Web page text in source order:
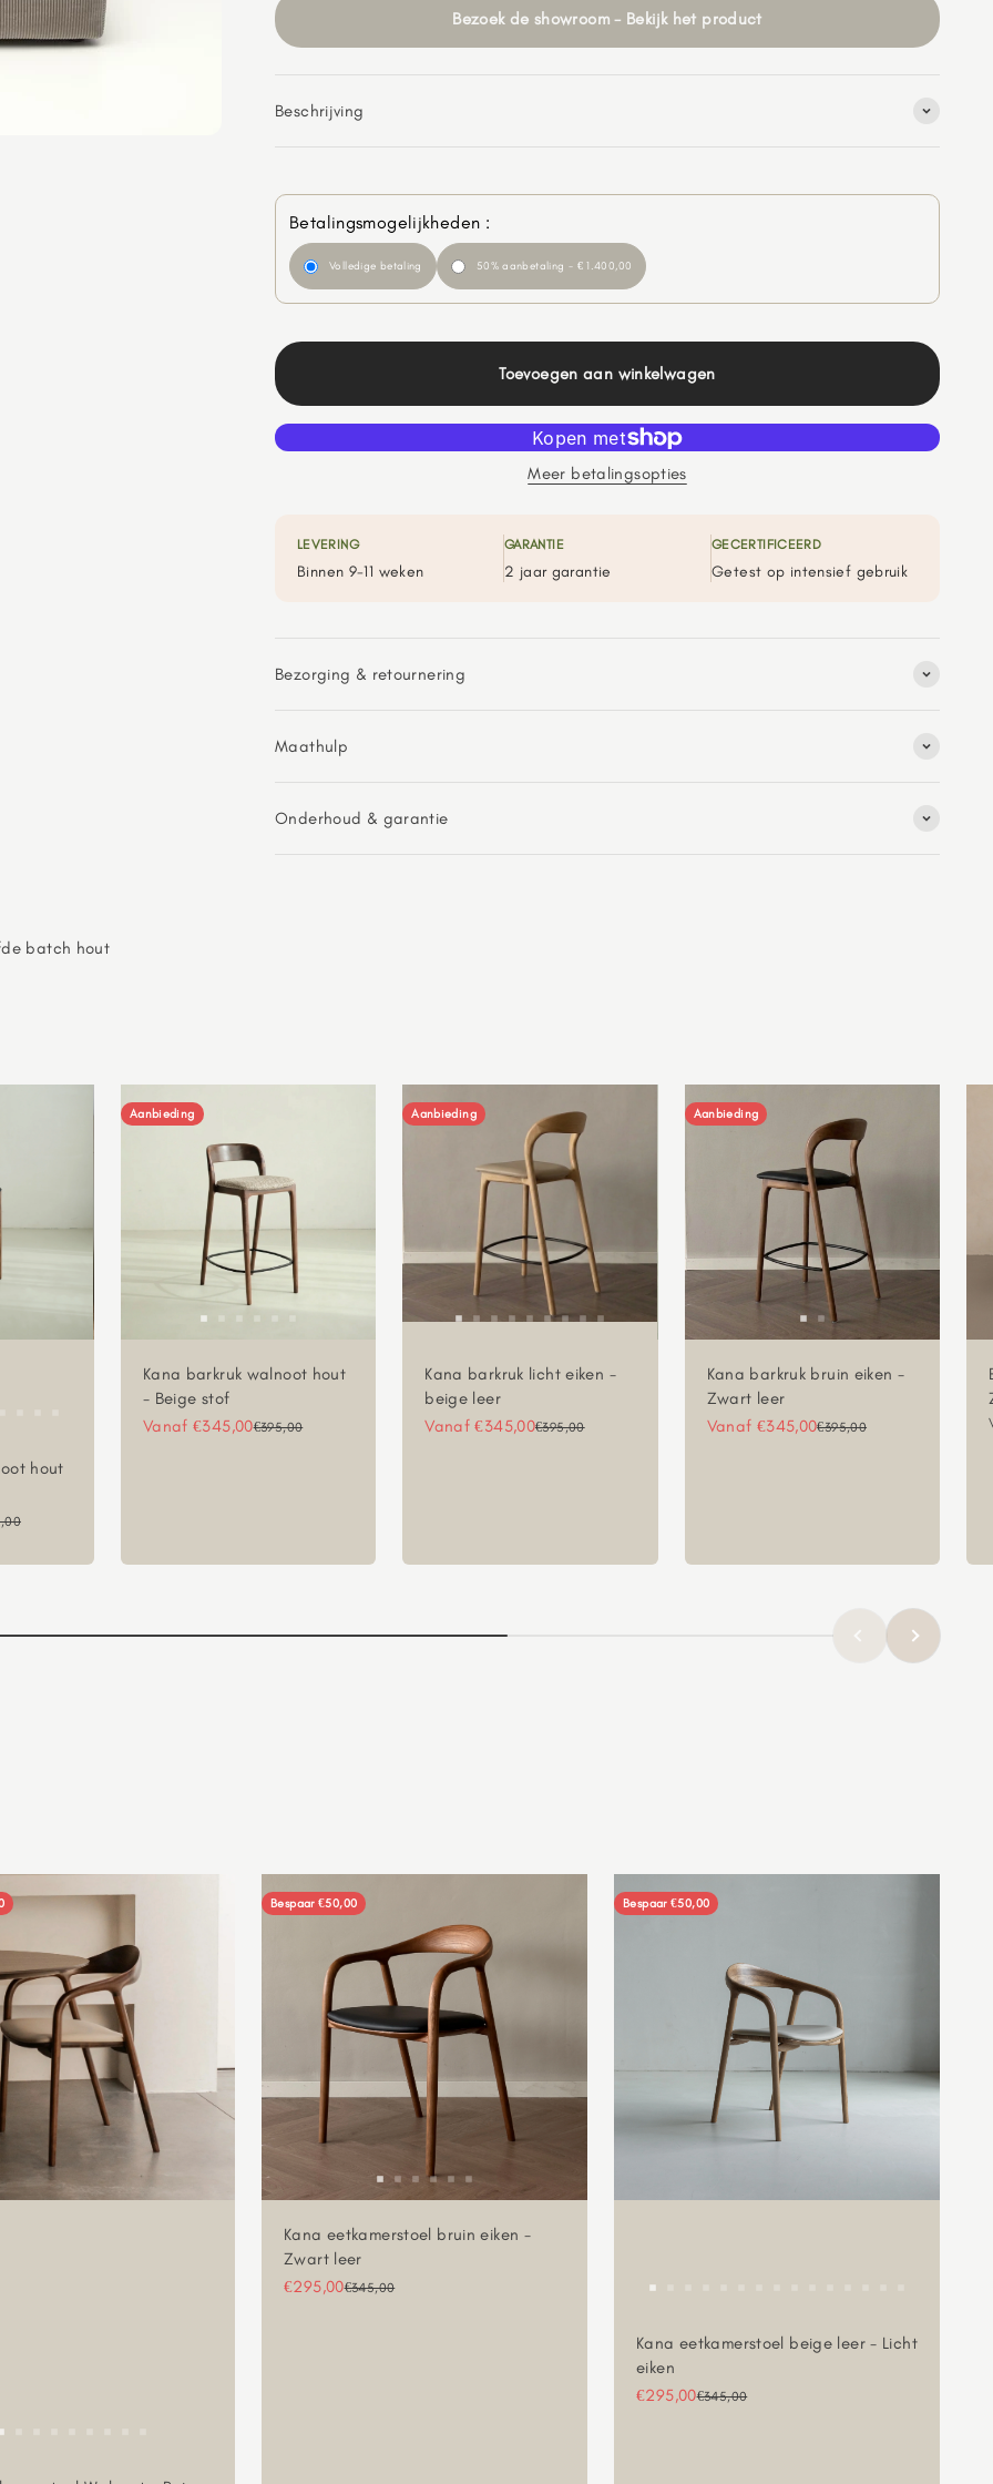
Bezoek de showroom - Bekijk het product
Beschrijving
Toevoegen aan winkelwagen
Betalingsmogelijkheden :
Volledige betaling 50% aanbetaling - € 1.400,00
Meer betalingsopties
LEVERING
Binnen 9-11 weken
GARANTIE
2 jaar garantie
GECERTIFICEERD
Getest op intensief gebruik
Bezorging & retournering
Maathulp
Onderhoud & garantie
batch hout
hout
prijs
Aanbieding
Kana barkruk walnoot hout
- Beige stof
Aanbiedingsprijs
Vanaf €345,00Normale prijs
€395,00
Aanbieding
Kana barkruk licht eiken -
beige leer
Aanbiedingsprijs
Vanaf €345,00Normale prijs
€395,00
Aanbieding
Kana barkruk bruin eiken -
Zwart leer
Aanbiedingsprijs
Vanaf €345,00Normale prijs
€395,00
Volgende
Bespaar €50,00
Kana eetkamerstoel bruin eiken -
Zwart leer
Aanbiedingsprijs
€295,00Normale prijs
€345,00
Bespaar €50,00
Kana eetkamerstoel beige leer - Licht
eiken
Aanbiedingsprijs
€295,00Normale prijs
€345,00